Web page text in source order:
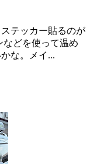
テッカー貼るのが
などを使って温め
な。メイ...